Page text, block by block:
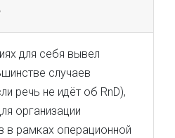
для себя вывел
случаев
речь не идёт об RnD),
организации
в рамках операционной